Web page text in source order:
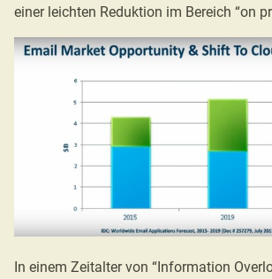
einer leichten Reduktion im Bereich “on
In einem Zeitalter von “Information